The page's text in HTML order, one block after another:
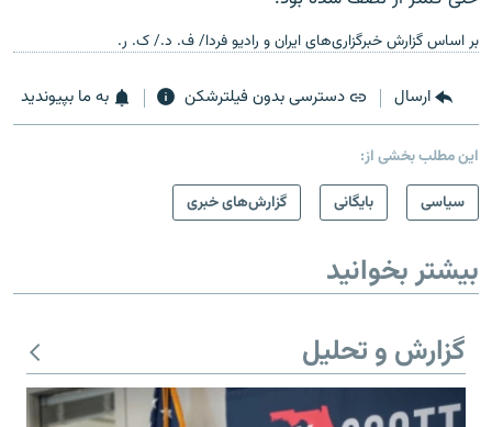
بر اساس گزارش خبرگزاری‌های ایران و رادیو فردا/ ف. د./ ک. ر.
ارسال دسترسی بدون فیلترشکن به ما بپیوندید
این مطلب بخشی از:
سیاسی
بایگانی گزارش‌های خبری
بیشتر بخوانید
گزارش و تحلیل